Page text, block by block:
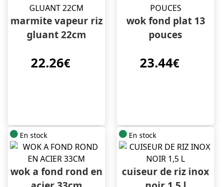
marmite vapeur riz
gluant 22cm
22.26€
wok fond plat 13
pouces
23.44€
En stock
wok a fond rond en
En stock
cuiseur de riz inox